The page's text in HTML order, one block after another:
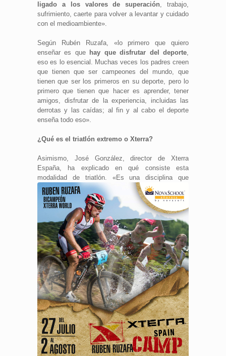
ligado a los valores de superación, trabajo,
sufrimiento, caerte para volver a levantar y cuidado
con el medioambiente».
Según Rubén Ruzafa, «lo primero que quiero
enseñar es que hay que disfrutar del deporte,
eso es lo esencial. Muchas veces los padres creen
que tienen que ser campeones del mundo, que
tienen que ser los primeros en su deporte, pero lo
primero que tienen que hacer es aprender, tener
amigos, disfrutar de la experiencia, incluidas las
derrotas y las caídas; al fin y al cabo el deporte
enseña todo eso».
¿Qué es el triatlón extremo o Xterra?
Asimismo, José González, director de Xterra
España, ha explicado en qué consiste esta
modalidad de triatlón. «Es una disciplina que